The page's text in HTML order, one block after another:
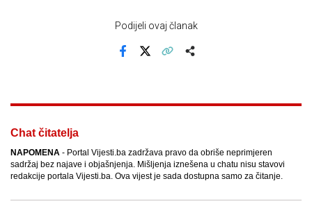
Podijeli ovaj članak
Chat čitatelja
NAPOMENA - Portal Vijesti.ba zadržava pravo da obriše neprimjeren
sadržaj bez najave i objašnjenja. Mišljenja iznešena u chatu nisu stavovi
redakcije portala Vijesti.ba. Ova vijest je sada dostupna samo za čitanje.